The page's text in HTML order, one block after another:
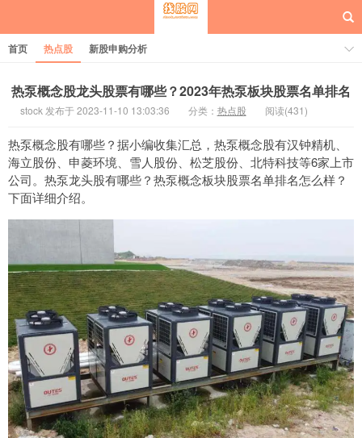
首页 热点股 新股申购分析
热泵概念股龙头股票有哪些？2023年热泵板块股票名单排名
stock 发布于 2023-11-10 13:03:36 分类： 热点股 阅读(431)
热泵概念股有哪些？据小编收集汇总，热泵概念股有汉钟精机、
海立股份、申菱环境、雪人股份、松芝股份、北特科技等6家上市
公司。热泵龙头股有哪些？热泵概念板块股票名单排名怎么样？
下面详细介绍。